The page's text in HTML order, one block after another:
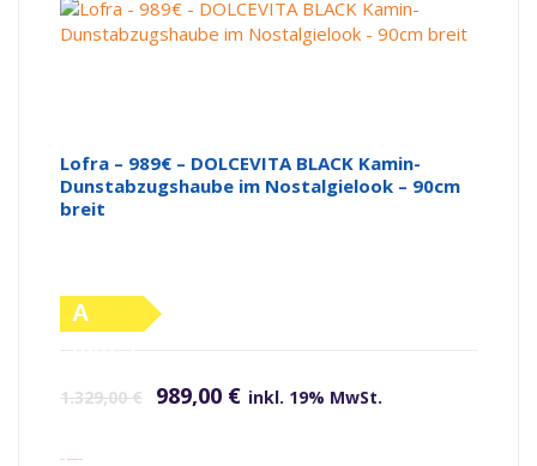
Lofra – 989€ – DOLCEVITA BLACK Kamin-
Dunstabzugshaube im Nostalgielook – 90cm
breit
A
1.329,00€ 989,00 € inkl. 19% MwSt.